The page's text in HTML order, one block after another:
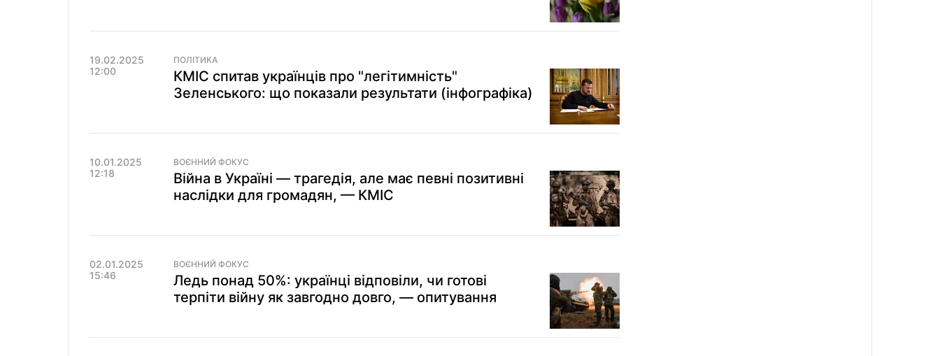
19.02.2025
12:00
ПОЛІТИКА
КМІС спитав українців про "легітимність"
Зеленського: що показали результати (інфографіка)
10.01.2025
12:18
ВОЄННИЙ ФОКУС
Війна в Україні — трагедія, але має певні позитивні
наслідки для громадян, — КМІС
02.01.2025
15:46
ВОЄННИЙ ФОКУС
Ледь понад 50%: українці відповіли, чи готові
терпіти війну як завгодно довго, — опитування